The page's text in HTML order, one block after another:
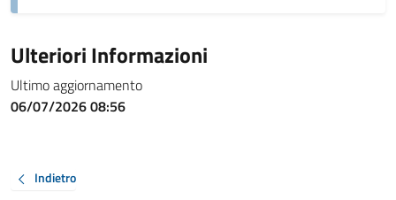
Ulteriori Informazioni
Ultimo aggiornamento
06/07/2026 08:56
Indietro